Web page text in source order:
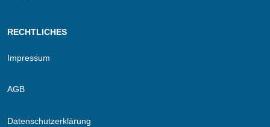
RECHTLICHES
Impressum
AGB
Datenschutzerklärung